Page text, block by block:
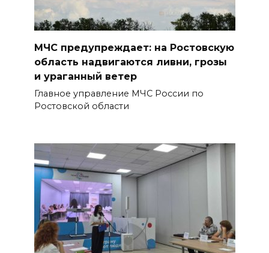
На Дону обсудили
взаимодействие участников
избирательного процесса в
период ЕДГ-2026
Садовой, 94, обследуют
специалисты
07 августа 2026 17:03
Бетон и влага: эксперт ЮФУ
объяснил, почему
ростовчанам тяжело
МЧС предупреждает: на Ростовскую
область надвигаются ливни, грозы
и ураганный ветер
Главное управление МЧС России по
Ростовской области